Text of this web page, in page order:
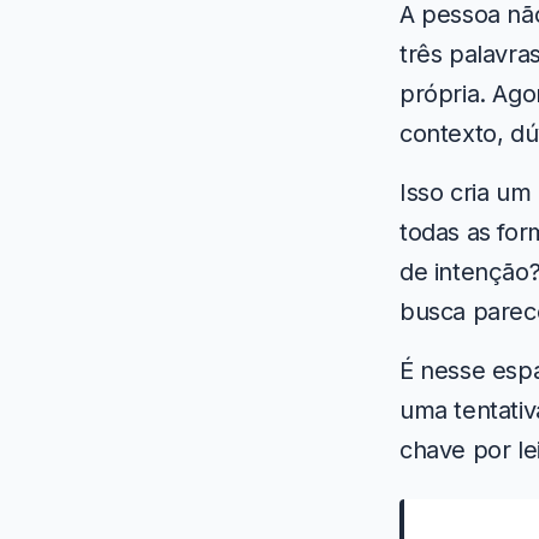
A pessoa
três
própria.
contexto,
Isso cria
todas as
de
busca
É nesse
uma
chave por